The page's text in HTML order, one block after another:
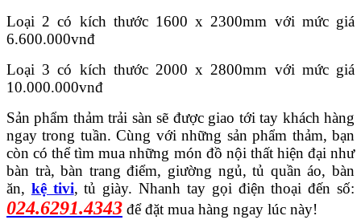
Loại 2 có kích thước 1600 x 2300mm với mức giá
6.600.000vnđ
Loại 3 có kích thước 2000 x 2800mm với mức giá
10.000.000vnđ
Sản phẩm thảm trải sàn sẽ được giao tới tay khách hàng
ngay trong tuần. Cùng với những sản phẩm thảm, bạn
còn có thể tìm mua những món đồ nội thất hiện đại như
bàn trà, bàn trang điểm, giường ngủ, tủ quần áo, bàn
ăn, kệ tivi, tủ giày. Nhanh tay gọi điện thoại đến số:
024.6291.4343 để đặt mua hàng ngay lúc này!